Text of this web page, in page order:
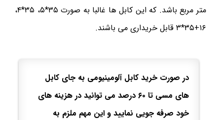
متر مربع باشد. که این کابل ها غالبا به صورت ۳۵*۵، ۳۵*۴،
۱۶+۳۵*۳ قابل خریداری می باشند.
در صورت خرید کابل آلومینیومی به جای کابل
های مسی تا ۶۰ درصد می توانید در هزینه های
خود صرفه جویی نمایید و این مهم ملزم به